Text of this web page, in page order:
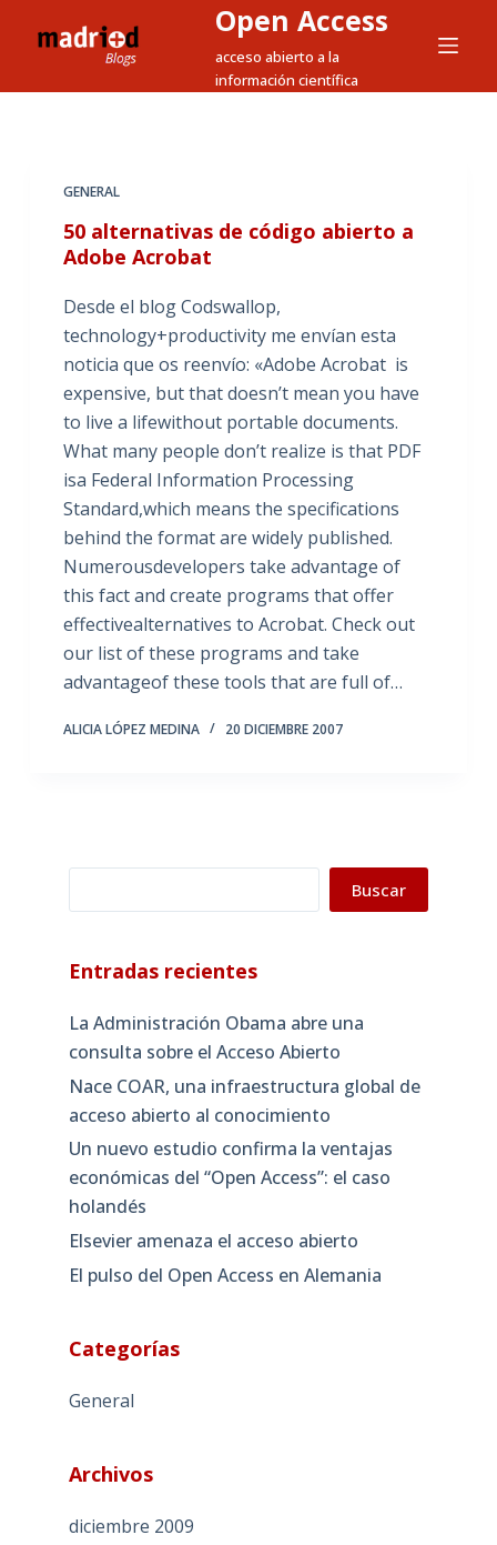
Open Access
acceso abierto a la
información científica
GENERAL
50 alternativas de código abierto a
Adobe Acrobat
Desde el blog Codswallop,
technology+productivity me envían esta
noticia que os reenvío: «Adobe Acrobat is
expensive, but that doesn’t mean you have
to live a lifewithout portable documents.
What many people don’t realize is that PDF
isa Federal Information Processing
Standard,which means the specifications
behind the format are widely published.
Numerousdevelopers take advantage of
this fact and create programs that offer
effectivealternatives to Acrobat. Check out
our list of these programs and take
advantageof these tools that are full of…
ALICIA LÓPEZ MEDINA 20 DICIEMBRE 2007
Buscar
Entradas recientes
La Administración Obama abre una
consulta sobre el Acceso Abierto
Nace COAR, una infraestructura global de
acceso abierto al conocimiento
Un nuevo estudio confirma la ventajas
económicas del “Open Access”: el caso
holandés
Elsevier amenaza el acceso abierto
El pulso del Open Access en Alemania
Categorías
General
Archivos
diciembre 2009